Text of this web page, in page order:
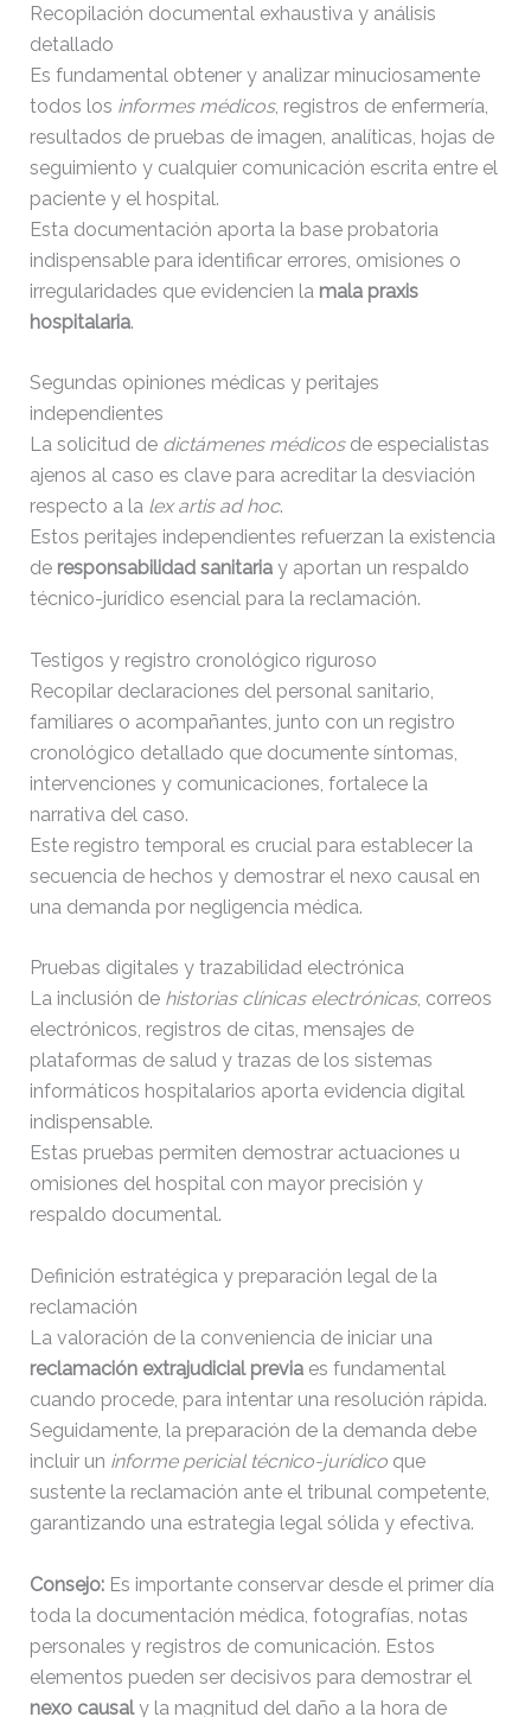
Recopilación documental exhaustiva y análisis
detallado
Es fundamental obtener y analizar minuciosamente
todos los informes médicos, registros de enfermería,
resultados de pruebas de imagen, analíticas, hojas de
seguimiento y cualquier comunicación escrita entre el
paciente y el hospital.
Esta documentación aporta la base probatoria
indispensable para identificar errores, omisiones o
irregularidades que evidencien la mala praxis
hospitalaria.
Segundas opiniones médicas y peritajes
independientes
La solicitud de dictámenes médicosde especialistas
ajenos al caso es clave para acreditar la desviación
respecto a la lex artis ad hoc.
Estos peritajes independientes refuerzan la existencia
de responsabilidad sanitariay aportan un respaldo
técnico-jurídico esencial para la reclamación.
Testigos y registro cronológico riguroso
Recopilar declaraciones del personal sanitario,
familiares o acompañantes, junto con un registro
cronológico detallado que documente síntomas,
intervenciones y comunicaciones, fortalece la
narrativa del caso.
Este registro temporal es crucial para establecer la
secuencia de hechos y demostrar el nexo causal en
una demanda por negligencia médica.
Pruebas digitales y trazabilidad electrónica
La inclusión de historias clínicas electrónicas, correos
electrónicos, registros de citas, mensajes de
plataformas de salud y trazas de los sistemas
informáticos hospitalarios aporta evidencia digital
indispensable.
Estas pruebas permiten demostrar actuaciones u
omisiones del hospital con mayor precisión y
respaldo documental.
Definición estratégica y preparación legal de la
reclamación
La valoración de la conveniencia de iniciar una
reclamación extrajudicial previaes fundamental
cuando procede, para intentar una resolución rápida.
Seguidamente, la preparación de la demanda debe
incluir un informe pericial técnico-jurídicoque
sustente la reclamación ante el tribunal competente,
garantizando una estrategia legal sólida y efectiva.
Consejo:Es importante conservar desde el primer día
toda la documentación médica, fotografías, notas
personales y registros de comunicación. Estos
elementos pueden ser decisivos para demostrar el
nexo causaly la magnitud del daño a la hora de